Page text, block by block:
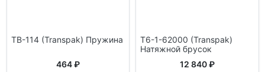
TB-114 (Transpak) Пружина
464 ₽
T6-1-62000 (Transpak)
Натяжной брусок
12 840 ₽